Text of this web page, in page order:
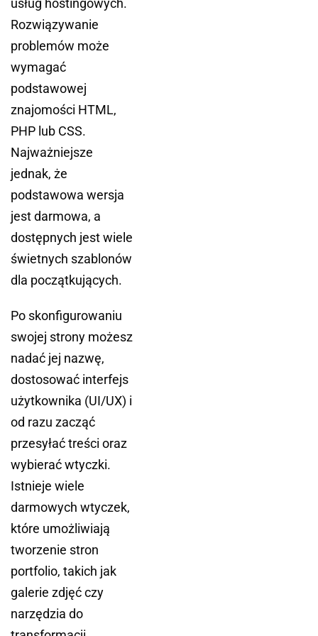
usług hostingowych.
Rozwiązywanie
problemów może
wymagać
podstawowej
znajomości HTML,
PHP lub CSS.
Najważniejsze
jednak, że
podstawowa wersja
jest darmowa, a
dostępnych jest wiele
świetnych szablonów
dla początkujących.
Po skonfigurowaniu
swojej strony możesz
nadać jej nazwę,
dostosować interfejs
użytkownika (UI/UX) i
od razu zacząć
przesyłać treści oraz
wybierać wtyczki.
Istnieje wiele
darmowych wtyczek,
które umożliwiają
tworzenie stron
portfolio, takich jak
galerie zdjęć czy
narzędzia do